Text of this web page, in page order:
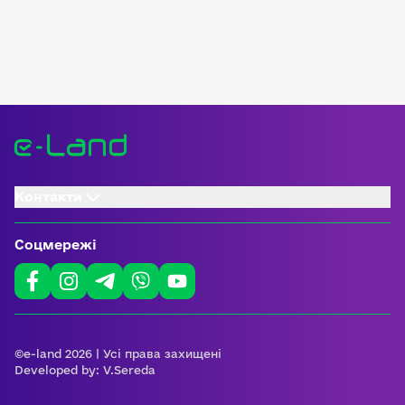
Соцмережі
©e-land 2026 | Усі права захищені
Developed by: V.Sereda